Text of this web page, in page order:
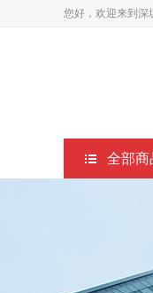
您好，欢迎来到深
全部商